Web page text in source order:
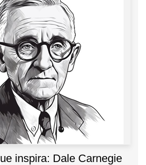
inspira: Dale Carnegie